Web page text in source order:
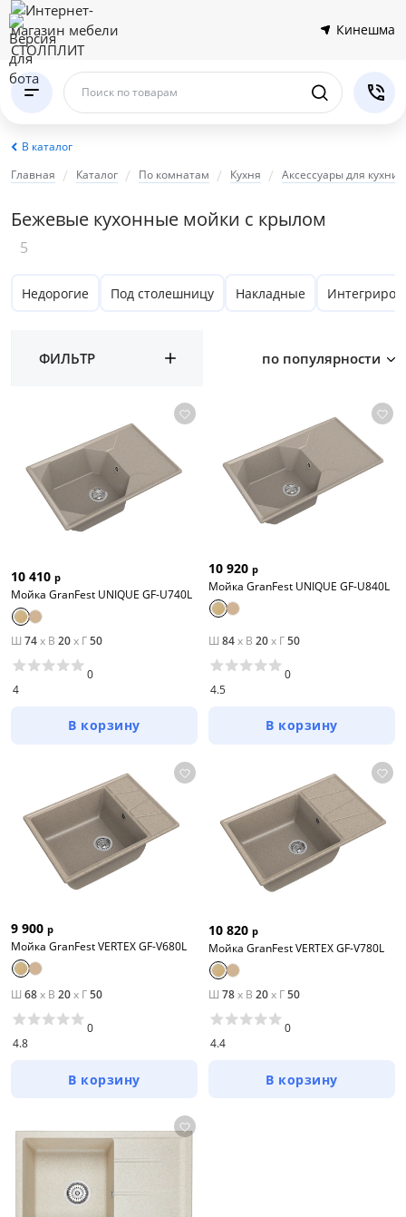
Кинешма
Поиск по товарам
В каталог
Главная
Каталог По комнатам Кухня Аксессуары для кухни
Бежевые кухонные мойки с крылом
5
Недорогие Под столешницу Накладные
ФИЛЬТР по популярности
10 410 р
Мойка GranFest UNIQUE GF-U740L
Ш 74x В 20x Г50
4
0
В корзину
10 920 р
Мойка GranFest UNIQUE GF-U840L
Ш 84x В 20x Г50
4.5
0
В корзину
9 900 р
Мойка GranFest VERTEX GF-V680L
Ш 68x В 20x Г50
4.8
0
В корзину
10 820 р
Мойка GranFest VERTEX GF-V780L
Ш 78x В 20x Г50
4.4
0
В корзину